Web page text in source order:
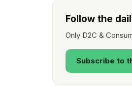
Follow the
Only D2C &
Subscribe to